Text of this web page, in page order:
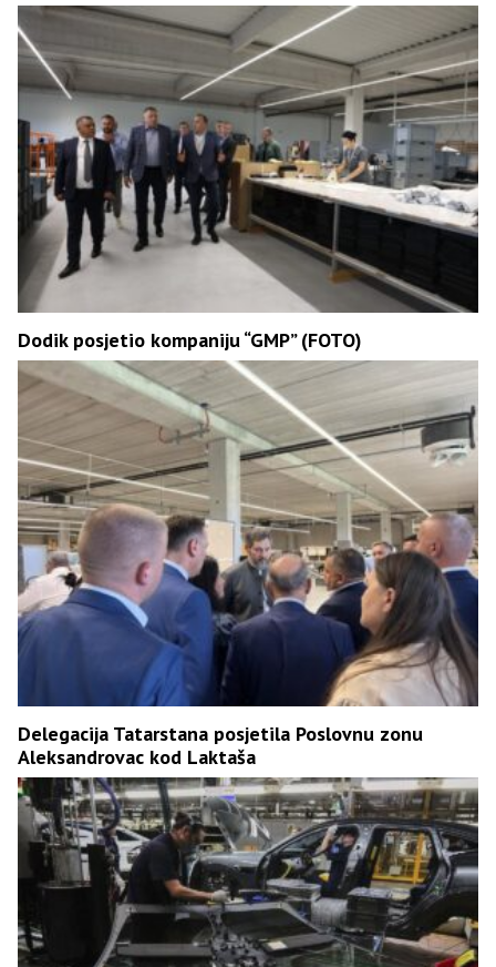
Dodik posjetio kompaniju “GMP” (FOTO)
Delegacija Tatarstana posjetila Poslovnu zonu
Aleksandrovac kod Laktaša